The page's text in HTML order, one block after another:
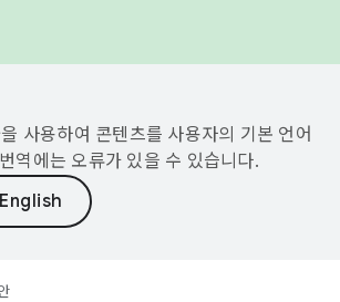
사용하여 콘텐츠를 사용자의 기본 언어
역에는 오류가 있을 수 있습니다.